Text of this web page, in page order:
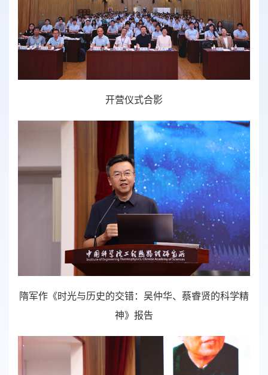
开营仪式合影
隋军作 《时光与历史的交错：吴仲华、蔡睿贤的科学精
神》 报告